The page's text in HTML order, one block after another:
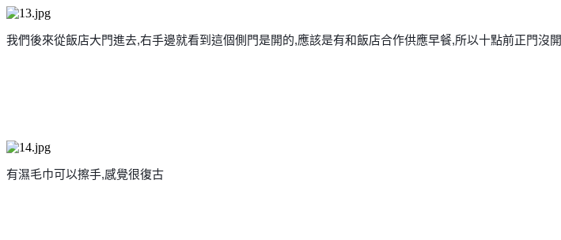
我們後來從飯店大門進去,右手邊就看到這個側門是開的,應該是有和飯店合作供應早餐,所以十點前正門沒開
有濕毛巾可以擦手,感覺很復古